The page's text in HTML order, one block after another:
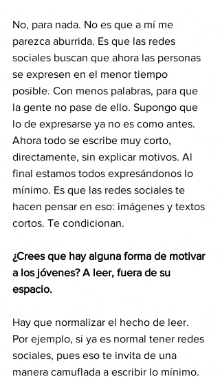
No, para nada. No es que a mí me
parezca aburrida. Es que las redes
sociales buscan que ahora las personas
se expresen en el menor tiempo
posible. Con menos palabras, para que
la gente no pase de ello. Supongo que
lo de expresarse ya no es como antes.
Ahora todo se escribe muy corto,
directamente, sin explicar motivos. Al
final estamos todos expresándonos lo
mínimo. Es que las redes sociales te
hacen pensar en eso: imágenes y textos
cortos. Te condicionan.
¿Crees que hay alguna forma de motivar
a los jóvenes? A leer, fuera de su
espacio.
Hay que normalizar el hecho de leer.
Por ejemplo, si ya es normal tener redes
sociales, pues eso te invita de una
manera camuflada a escribir lo mínimo.